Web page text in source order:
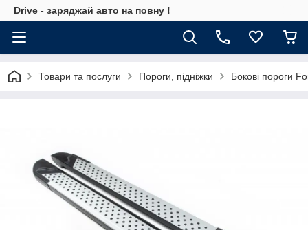
Drive - заряджай авто на повну !
Товари та послуги Пороги, підніжки Бокові пороги